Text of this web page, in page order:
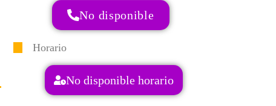
No disponible
Horario
No disponible horario